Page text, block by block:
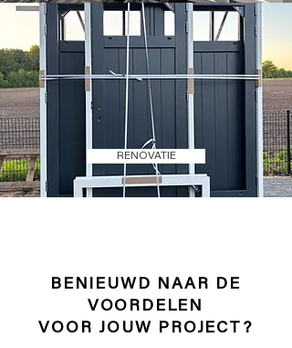
RENOVATIE
BENIEUWD NAAR DE
VOORDELEN
VOOR JOUW PROJECT?